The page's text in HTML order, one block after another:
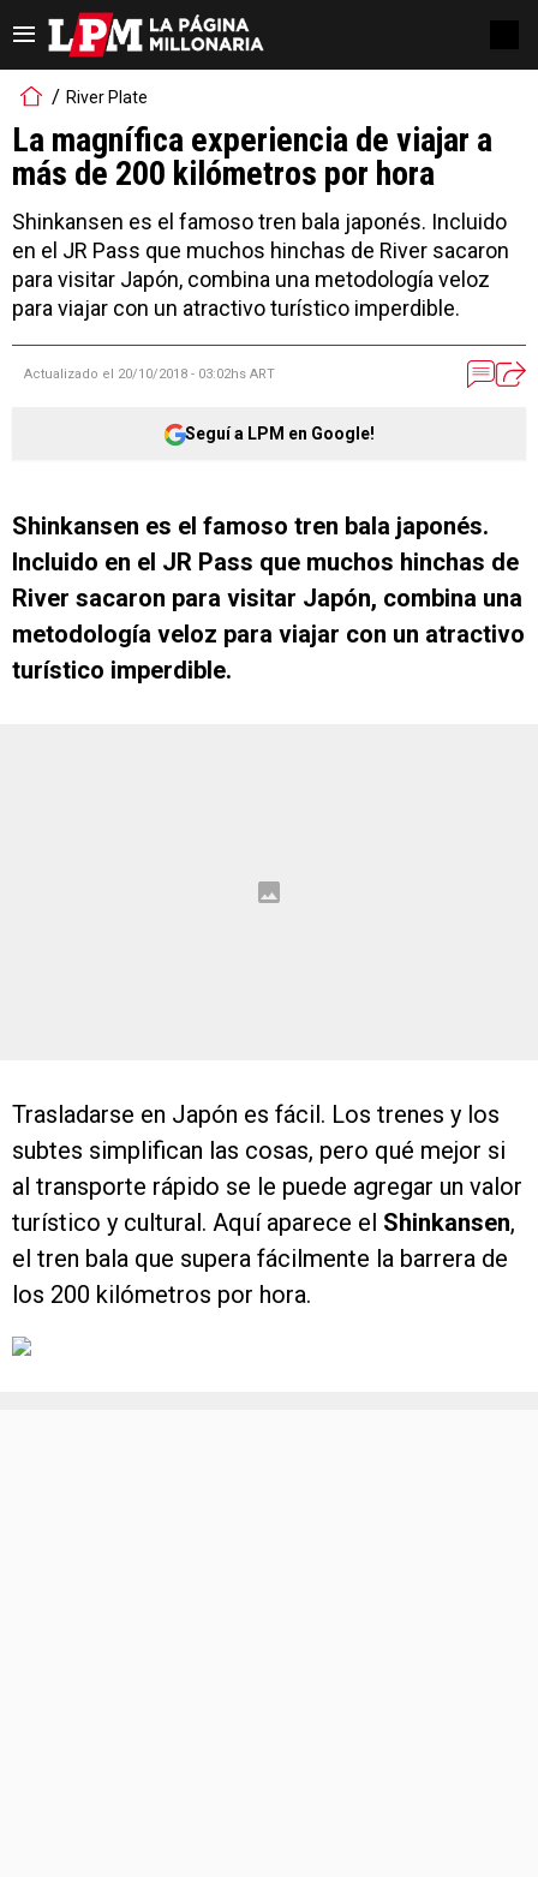
River Plate
La magnífica experiencia de viajar a
más de 200 kilómetros por hora
Shinkansen es el famoso tren bala japonés. Incluido
en el JR Pass que muchos hinchas de River sacaron
para visitar Japón, combina una metodología veloz
para viajar con un atractivo turístico imperdible.
Actualizado el 20/10/2018 - 03:02hs ART
Seguí a LPM en Google!
Shinkansen es el famoso tren bala japonés.
Incluido en el JR Pass que muchos hinchas de
River sacaron para visitar Japón, combina una
metodología veloz para viajar con un atractivo
turístico imperdible.
Trasladarse en Japón es fácil. Los trenes y los
subtes simplifican las cosas, pero qué mejor si
al transporte rápido se le puede agregar un valor
turístico y cultural. Aquí aparece el Shinkansen,
el tren bala que supera fácilmente la barrera de
los 200 kilómetros por hora.